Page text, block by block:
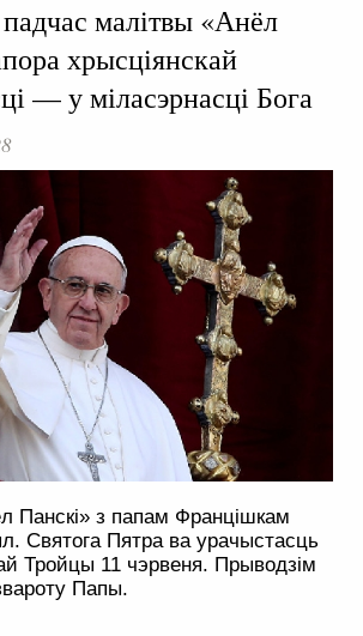
малітвы «Анёл
хрысціянскай
— у міласэрнасці Бога
Панскі» з папам Францішкам
Святога Пятра ва урачыстасць
Тройцы 11 чэрвеня. Прыводзім
Папы.